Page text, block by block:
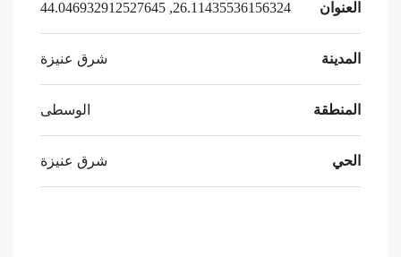
العنوان 26.11435536156324, 44.046932912527645
المدينة شرق عنيزة
المنطقة الوسطى
الحي شرق عنيزة